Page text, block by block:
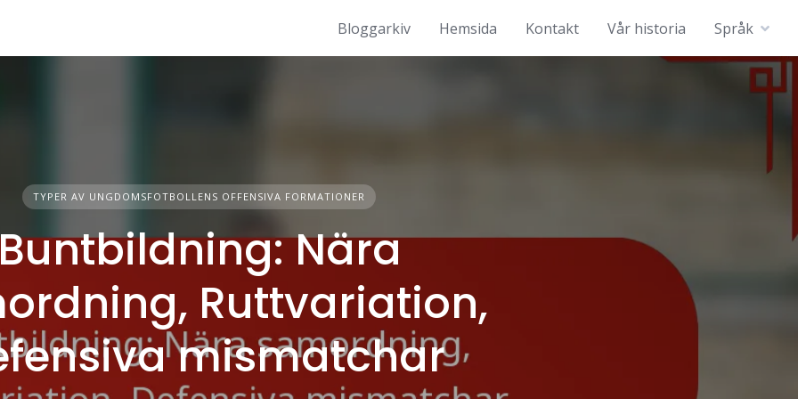
Bloggarkiv Hemsida Kontakt Vår historia Språk
TYPER AV UNGDOMSFOTBOLLENS OFFENSIVA FORMATIONER
Nära
Ruttvariation,
mismatchar